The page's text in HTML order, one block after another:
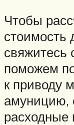
Чтобы
стоимость
поможем
к приводу
амуницию,
расходные